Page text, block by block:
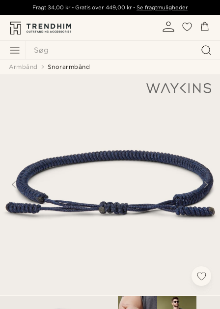
Søg
Fragt34,00 kr - Gratis over 449,00 kr- Se fragtmuligheder
Armbånd Snorarmbånd